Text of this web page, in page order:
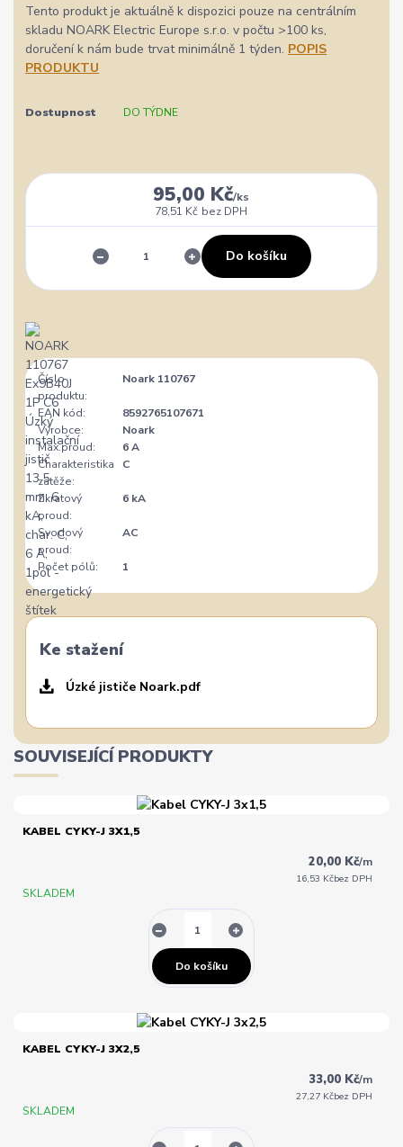
Tento produkt je aktuálně k dispozici pouze na centrálním
skladu NOARK Electric Europe s.r.o. v počtu >100 ks,
doručení k nám bude trvat minimálně 1 týden. POPIS
PRODUKTU
Dostupnost DO TÝDNE
95,00 Kč/ks
78,51 Kč bez DPH
Do košíku
Číslo
produktu:
Noark 110767
EAN kód:
8592765107671
Výrobce:
Noark
Max.proud:
6 A
Charakteristika
zátěže:
C
Zkratový
proud:
6 kA
Svodový
proud:
AC
Počet pólů: 1
Ke stažení
Úzké jističe Noark.pdf
SOUVISEJÍCÍ PRODUKTY
KABEL CYKY-J 3X1,5
20,00 Kč/m
16,53 Kčbez DPH
SKLADEM
Do košíku
KABEL CYKY-J 3X2,5
33,00 Kč/m
27,27 Kčbez DPH
SKLADEM